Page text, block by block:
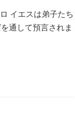
イエスは弟子たち
通して預言されま